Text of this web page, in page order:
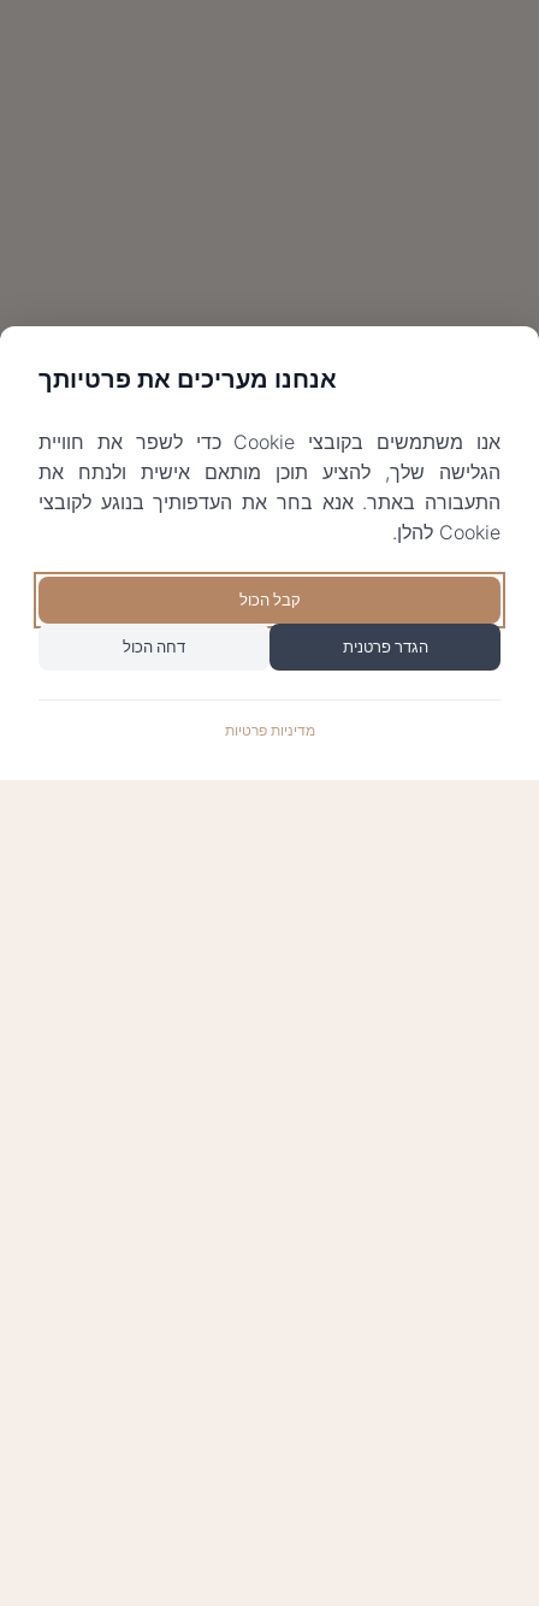
אנחנו מעריכים את פרטיותך
אנו משתמשים בקובצי Cookie כדי לשפר את חוויית
הגלישה שלך, להציע תוכן מותאם אישית ולנתח את
התעבורה באתר. אנא בחר את העדפותיך בנוגע לקובצי
Cookie להלן.
קבל הכול
הגדר פרטנית דחה הכול
מדיניות פרטיות